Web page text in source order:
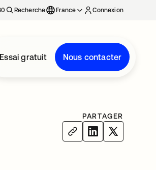
Recherche France Connexion
Essai gratuit Nous contacter
PARTAGER